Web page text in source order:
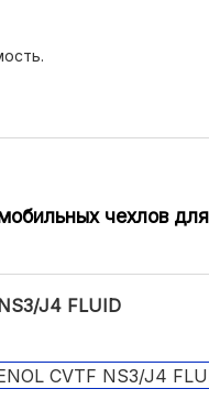
чехлов
J4 FLUID